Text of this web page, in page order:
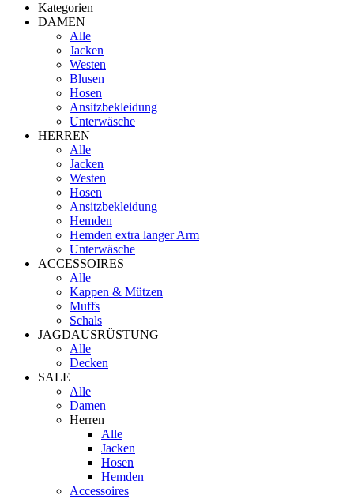
Kategorien
DAMEN
Alle
Jacken
Westen
Blusen
Hosen
Ansitzbekleidung
Unterwäsche
HERREN
Alle
Jacken
Westen
Hosen
Ansitzbekleidung
Hemden
Hemden extra langer Arm
Unterwäsche
ACCESSOIRES
Alle
Kappen & Mützen
Muffs
Schals
JAGDAUSRÜSTUNG
Alle
Decken
SALE
Alle
Damen
Herren
Alle
Jacken
Hosen
Hemden
Accessoires